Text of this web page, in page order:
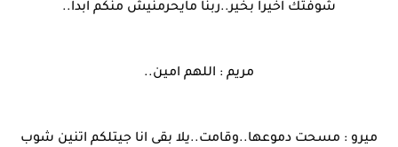
شوفتك اخيرا بخير..ربنا مايحرمنيش منكم ابدا..
مريم : اللهم امين..
ميرو : مسحت دموعها..وقامت..يلا بقى انا جيتلكم اتنين شوب